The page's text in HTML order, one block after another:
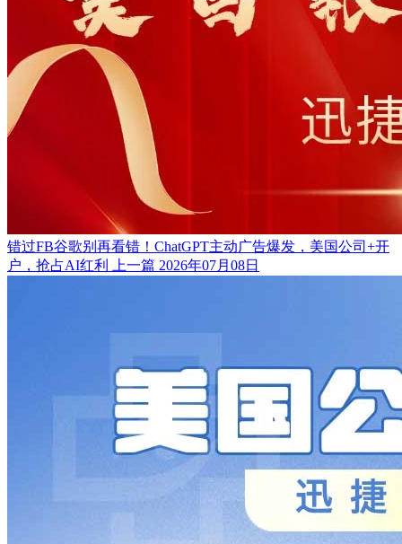
错过FB谷歌别再看错！ChatGPT主动广告爆发，美国公司+开
户，抢占AI红利 上一篇 2026年07月08日